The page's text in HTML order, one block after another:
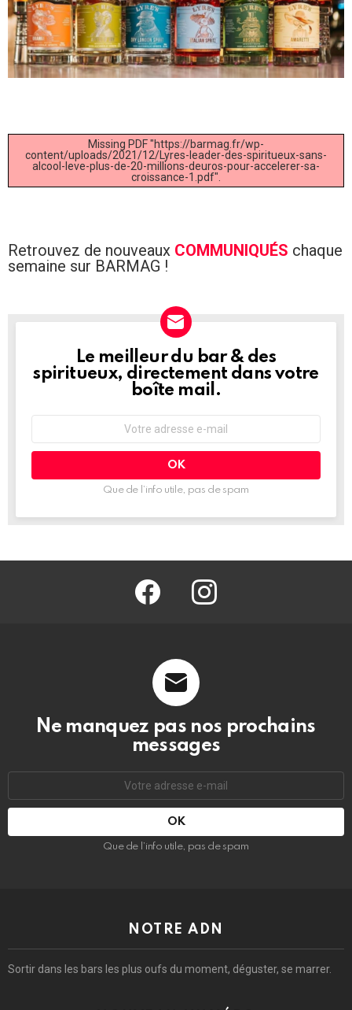
Missing PDF "https://barmag.fr/wp-
content/uploads/2021/12/Lyres-leader-des-spiritueux-sans-
alcool-leve-plus-de-20-millions-deuros-pour-accelerer-sa-
croissance-1.pdf".
Retrouvez de nouveaux COMMUNIQUÉS chaque
semaine sur BARMAG !
NEWSLETTER
Le meilleur du bar & des
spiritueux, directement dans votre
boîte mail.
mail
Que de l’info utile, pas de spam
facebook @barmag.fr
Ne manquez pas nos prochains
messages
mail
Que de l’info utile, pas de spam
NOTRE ADN
Sortir dans les bars les plus oufs du moment, déguster, se marrer.